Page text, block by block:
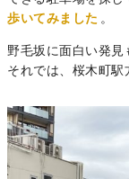
歩いてみました 。
野毛坂に面白い発見
それでは、桜木町駅